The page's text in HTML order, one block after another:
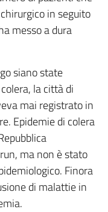
in seguito
messo a dura
siano state
la città di
mai registrato in
Epidemie di colera
ma non è stato
Finora
di malattie in